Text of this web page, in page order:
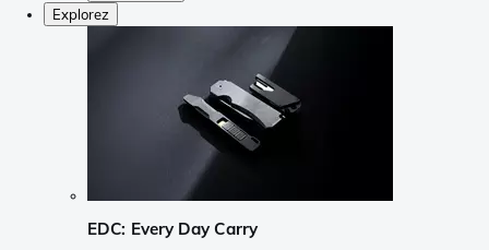
Explorez
EDC: Every Day Carry